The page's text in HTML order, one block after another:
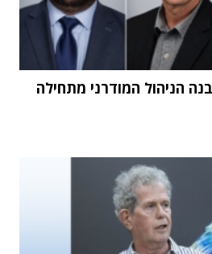
הניהול המודרני מתחילה